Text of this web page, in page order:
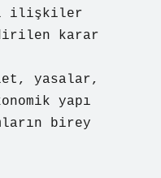
ilişkiler
karar
yasalar,
yapı
birey